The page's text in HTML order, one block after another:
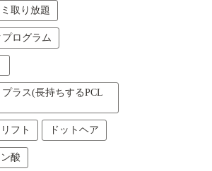
取り放題
ログラム
ラス(長持ちするPCL
フト ドットヘア
酸